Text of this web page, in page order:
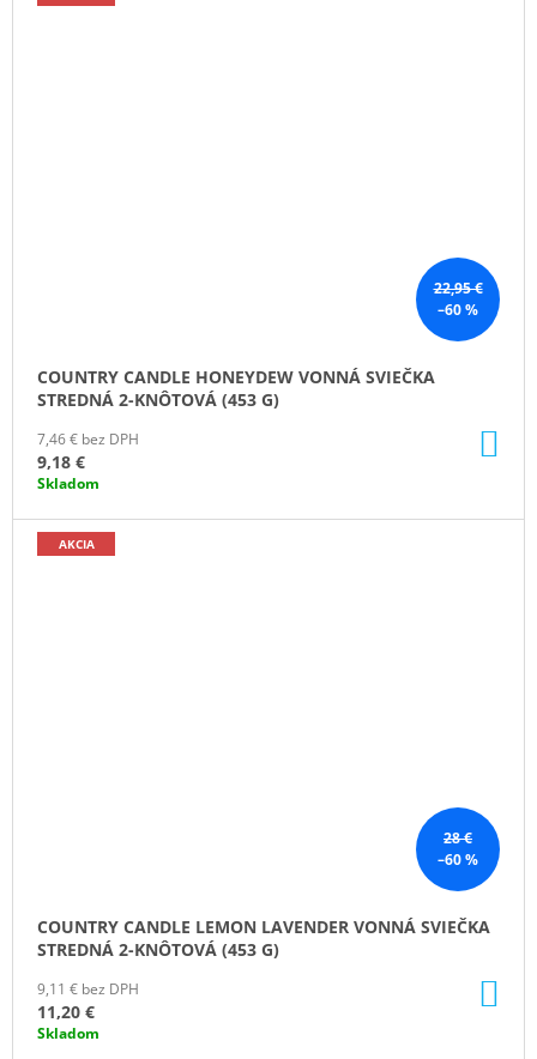
22,95 €
–60 %
COUNTRY CANDLE HONEYDEW VONNÁ SVIEČKA
STREDNÁ 2-KNÔTOVÁ (453 G)
7,46 € bez DPH
9,18 €
Skladom
28 €
–60 %
AKCIA
COUNTRY CANDLE LEMON LAVENDER VONNÁ SVIEČKA
STREDNÁ 2-KNÔTOVÁ (453 G)
9,11 € bez DPH
11,20 €
Skladom